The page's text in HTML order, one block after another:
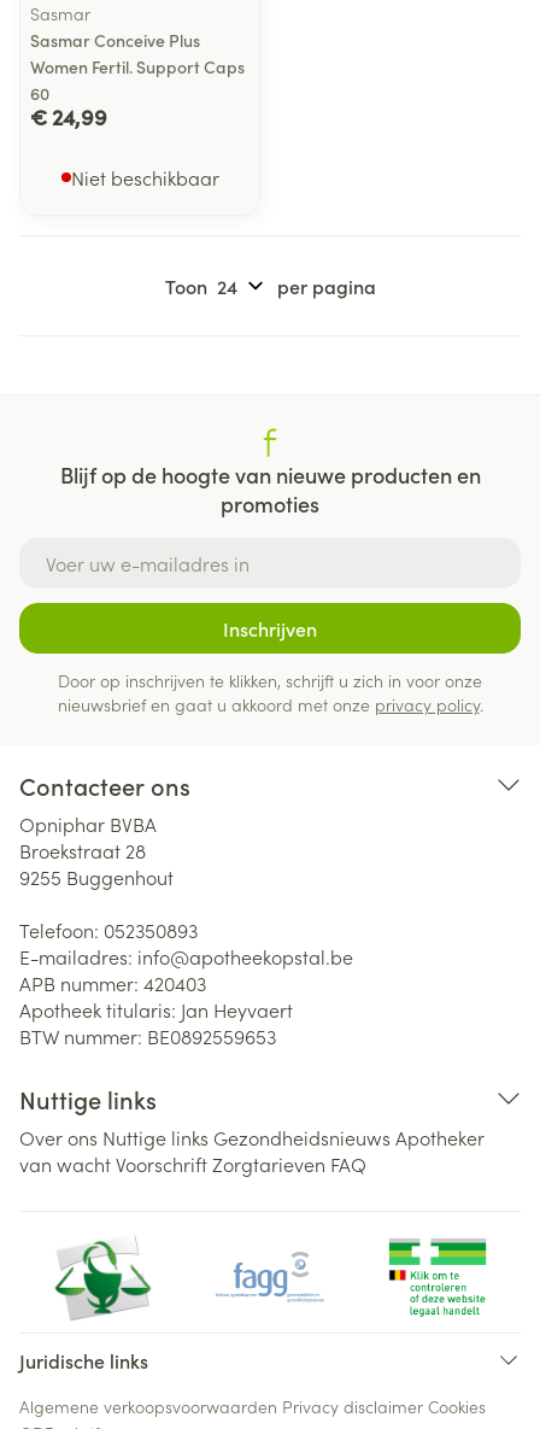
Sasmar
Sasmar Conceive Plus
Women Fertil. Support Caps
60
€ 24,99
Niet beschikbaar
Toon per pagina
Blijf op de hoogte van nieuwe producten en
promoties
Inschrijven
Door op inschrijven te klikken, schrijft u zich in voor onze
nieuwsbrief en gaat u akkoord met onze privacy policy.
Contacteer ons
Opniphar BVBA
Broekstraat 28
9255 Buggenhout
Telefoon: 052350893
E-mailadres: info@apotheekopstal.be
APB nummer: 420403
Apotheek titularis: Jan Heyvaert
BTW nummer: BE0892559653
Nuttige links
Over ons Nuttige links Gezondheidsnieuws Apotheker
van wachtVoorschriftZorgtarieven FAQ
Juridische links
Algemene verkoopsvoorwaarden Privacy disclaimer Cookies